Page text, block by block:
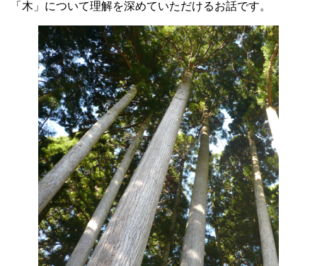
「木」について理解を深めていただけるお話です。